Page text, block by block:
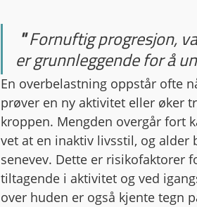
" Fornuftig progresjon,
er grunnleggende for å
En overbelastning oppstår ofte
prøver en ny aktivitet eller øker
kroppen. Mengden overgår fort
vet at en inaktiv livsstil, og
senevev. Dette er risikofaktorer
tiltagende i aktivitet og ved
over huden er også kjente tegn